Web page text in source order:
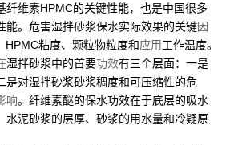
纤维素HPMC的关键性能，也是中国很多
能。危害湿拌砂浆保水实际效果的关键因
HPMC粘度、颗粒物粒度和应用工作温度。
湿拌砂浆中的首要功效有三个层面：一是
是对湿拌砂浆砂浆稠度和可压缩性的危
响。纤维素醚的保水功效在于底层的吸水
水泥砂浆的层厚、砂浆的用水量和冷疑原